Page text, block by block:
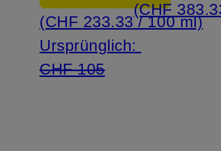
(CHF 233.33 / 100 ml)
Ursprünglich:
CHF 105
(CHF